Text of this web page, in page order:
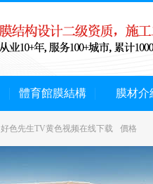
體育館膜結構 膜材介
好色先生TV黄色视频在线下载 價格